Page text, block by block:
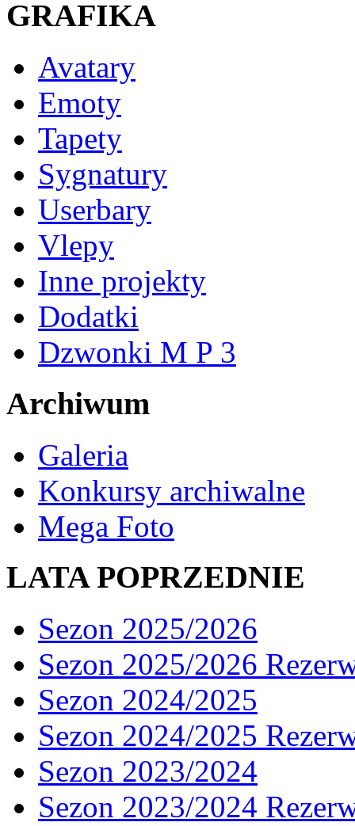
GRAFIKA
Avatary
Emoty
Tapety
Sygnatury
Userbary
Vlepy
Inne projekty
Dodatki
Dzwonki M P 3
Archiwum
Galeria
Konkursy archiwalne
Mega Foto
LATA POPRZEDNIE
Sezon 2025/2026
Sezon 2025/2026
Sezon 2024/2025
Sezon 2024/2025
Sezon 2023/2024
Sezon 2023/2024